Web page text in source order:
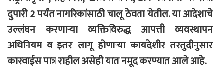
दुपारी 2 पर्यंत नागरिकांसाठी चालू ठेवता येतील. या आदेशाचे
उल्लंघन करणाऱ्या व्यक्तिविरुद्ध आपत्ती व्यवस्थापन
अधिनियम व इतर लागू होणाऱ्या कायदेशीर तरतुदीनुसार
कारवाईस पात्र राहील असेही यात नमूद करण्यात आले आहे.